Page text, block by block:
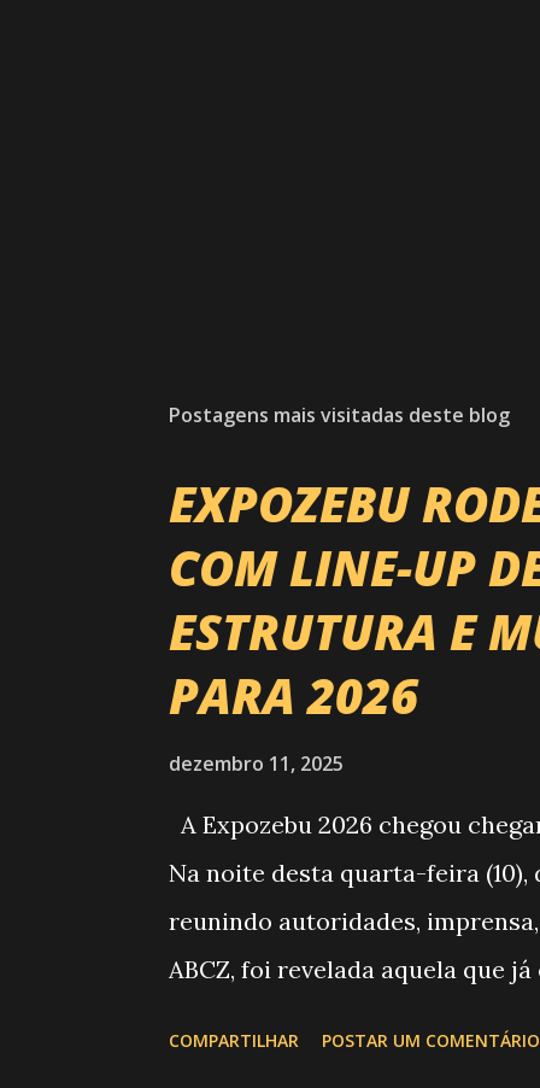
Postagens mais visitadas deste blog
EXPOZEBU
COM LINE-UP
ESTRUTURA E
PARA 2026
dezembro 11, 2025
A Expozebu 2026 chegou
Na noite desta quarta-feira
reunindo autoridades,
ABCZ, foi revelada aquela que
COMPARTILHAR POSTAR UM COMENTÁRIO